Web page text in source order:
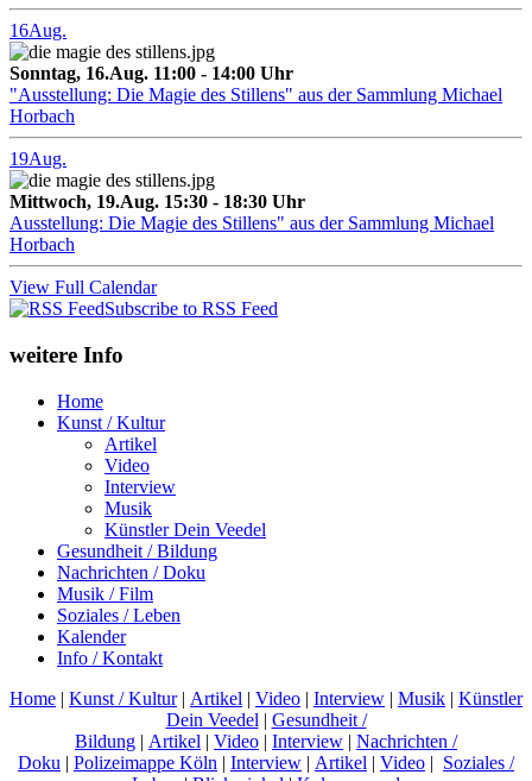
16Aug.
Sonntag, 16.Aug. 11:00 - 14:00 Uhr
"Ausstellung: Die Magie des Stillens" aus der Sammlung Michael
Horbach
19Aug.
Mittwoch, 19.Aug. 15:30 - 18:30 Uhr
Ausstellung: Die Magie des Stillens" aus der Sammlung Michael
Horbach
View Full Calendar
Subscribe to RSS Feed
weitere Info
Home
Kunst / Kultur
Artikel
Video
Interview
Musik
Künstler Dein Veedel
Gesundheit / Bildung
Nachrichten / Doku
Musik / Film
Soziales / Leben
Kalender
Info / Kontakt
Home | Kunst / Kultur| Artikel | Video | Interview | Musik | Künstler
Dein Veedel | Gesundheit /
Bildung | Artikel | Video | Interview | Nachrichten /
Doku | Polizeimappe Köln | Interview | Artikel | Video | Soziales /